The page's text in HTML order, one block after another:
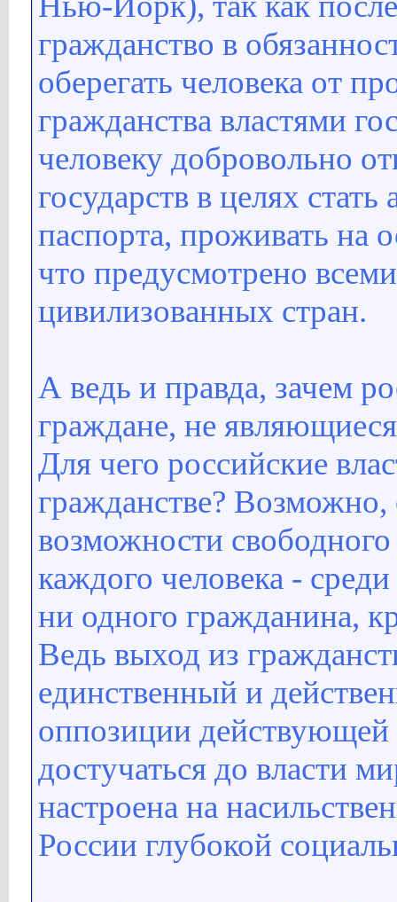
гражданство в
оберегать человека от
гражданства властями
человеку добровольно
государств в целях
паспорта, проживать на
что предусмотрено
цивилизованных стран.
А ведь и правда, зачем
граждане, не
Для чего российские
гражданстве?
возможности
каждого человека -
ни одного гражданина,
Ведь выход из
единственный и
оппозиции действующей
достучаться до власти
настроена на
России глубокой